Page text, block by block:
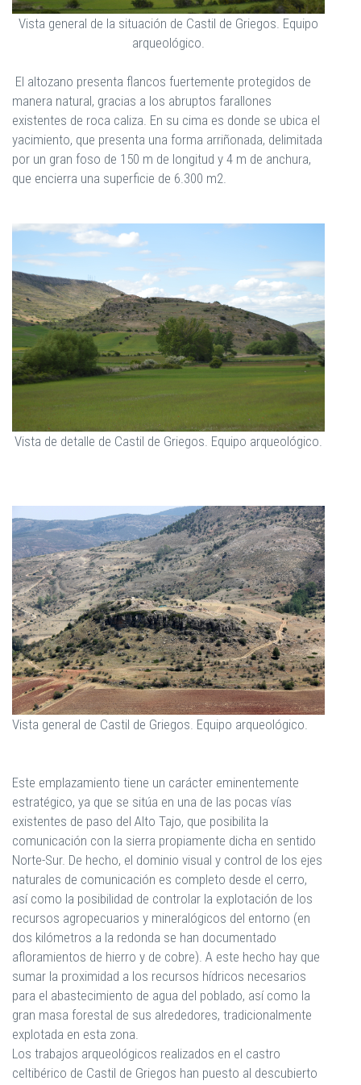
Vista general de la situación de Castil de Griegos. Equipo
arqueológico.
El altozano presenta flancos fuertemente protegidos de
manera natural, gracias a los abruptos farallones
existentes de roca caliza. En su cima es donde se ubica el
yacimiento, que presenta una forma arriñonada, delimitada
por un gran foso de 150 m de longitud y 4 m de anchura,
que encierra una superficie de 6.300 m2.
Vista de detalle de Castil de Griegos. Equipo arqueológico.
Vista general de Castil de Griegos. Equipo arqueológico.
Este emplazamiento tiene un carácter eminentemente
estratégico, ya que se sitúa en una de las pocas vías
existentes de paso del Alto Tajo, que posibilita la
comunicación con la sierra propiamente dicha en sentido
Norte-Sur. De hecho, el dominio visual y control de los ejes
naturales de comunicación es completo desde el cerro,
así como la posibilidad de controlar la explotación de los
recursos agropecuarios y mineralógicos del entorno (en
dos kilómetros a la redonda se han documentado
afloramientos de hierro y de cobre). A este hecho hay que
sumar la proximidad a los recursos hídricos necesarios
para el abastecimiento de agua del poblado, así como la
gran masa forestal de sus alrededores, tradicionalmente
explotada en esta zona.
Los trabajos arqueológicos realizados en el castro
celtibérico de Castil de Griegos han puesto al descubierto